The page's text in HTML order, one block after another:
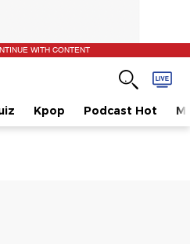
WITH CONTENT
Kpop Podcast Hot